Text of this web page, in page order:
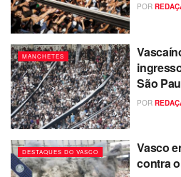
POR
MANCHETES
São
POR
DESTAQUES DO VASCO
Vasco
contra